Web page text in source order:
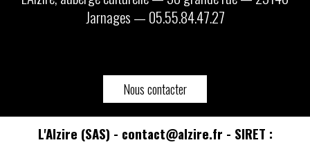
Jarnages — 05.55.84.47.27
Nous contacter
L'Alzire (SAS) - contact@alzire.fr - SIRET :